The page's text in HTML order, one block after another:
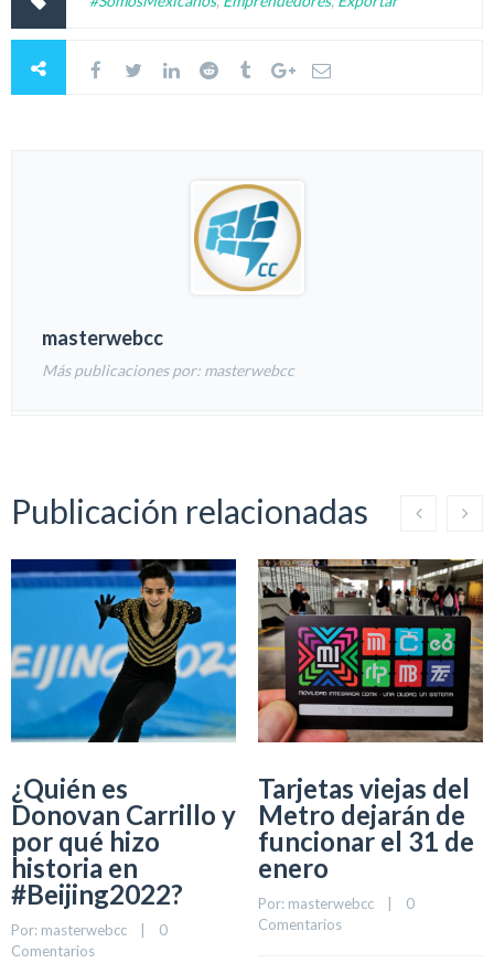
masterwebcc
Más publicaciones por: masterwebcc
Publicación relacionadas
¿Quién es
Donovan Carrillo y
por qué hizo
historia en
#Beijing2022?
Por: masterwebcc
0
Comentarios
Tarjetas viejas del
Metro dejarán de
funcionar el 31 de
enero
Por: masterwebcc
0
Comentarios